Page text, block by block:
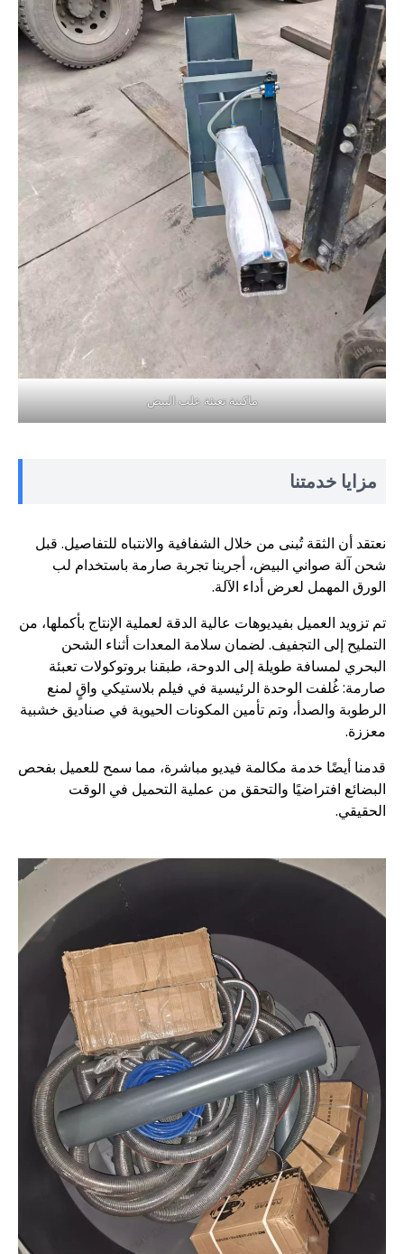
ماكينة تعبئة علب البيض
مزايا خدمتنا
نعتقد أن الثقة تُبنى من خلال الشفافية والانتباه للتفاصيل. قبل
شحن آلة صواني البيض، أجرينا تجربة صارمة باستخدام لب
الورق المهمل لعرض أداء الآلة.
تم تزويد العميل بفيديوهات عالية الدقة لعملية الإنتاج بأكملها، من
التمليح إلى التجفيف. لضمان سلامة المعدات أثناء الشحن
البحري لمسافة طويلة إلى الدوحة، طبقنا بروتوكولات تعبئة
صارمة: غُلفت الوحدة الرئيسية في فيلم بلاستيكي واقٍ لمنع
الرطوبة والصدأ، وتم تأمين المكونات الحيوية في صناديق خشبية
معززة.
قدمنا أيضًا خدمة مكالمة فيديو مباشرة، مما سمح للعميل بفحص
البضائع افتراضيًا والتحقق من عملية التحميل في الوقت
الحقيقي.